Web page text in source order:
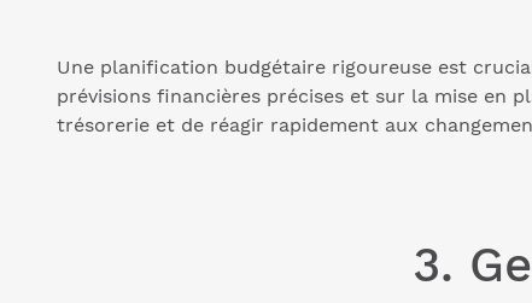
Une planification budgétaire rigoureuse est
prévisions financières précises et sur la mise en
trésorerie et de réagir rapidement aux
3.